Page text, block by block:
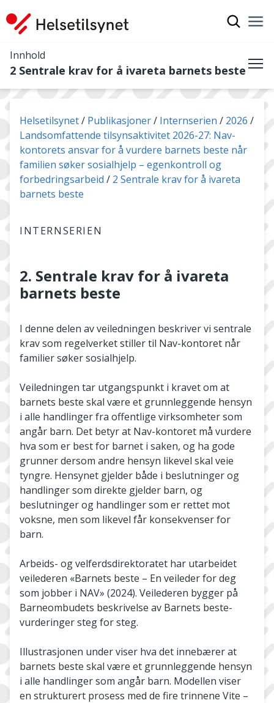
Innhold
2 Sentrale krav for å ivareta barnets beste
Du er her:
Helsetilsynet Publikasjoner Internserien
2026
Landsomfattende tilsynsaktivitet 2026-27: Nav-
kontorets ansvar for å vurdere barnets beste når
familien søker sosialhjelp – egenkontroll og
forbedringsarbeid
2 Sentrale krav for å ivareta
barnets beste
INTERNSERIEN
2. Sentrale krav for å ivareta
barnets beste
I denne delen av veiledningen beskriver vi sentrale
krav som regelverket stiller til Nav-kontoret når
familier søker sosialhjelp.
Veiledningen tar utgangspunkt i kravet om at
barnets beste skal være et grunnleggende hensyn
i alle handlinger fra offentlige virksomheter som
angår barn. Det betyr at Nav-kontoret må vurdere
hva som er best for barnet i saken, og ha gode
grunner dersom andre hensyn likevel skal veie
tyngre. Hensynet gjelder både i beslutninger og
handlinger som direkte gjelder barn, og
beslutninger og handlinger som er rettet mot
voksne, men som likevel får konsekvenser for
barn.
Arbeids- og velferdsdirektoratet har utarbeidet
veilederen «Barnets beste – En veileder for deg
som jobber i NAV» (2024). Veilederen bygger på
Barneombudets beskrivelse av Barnets beste-
vurderinger steg for steg.
Illustrasjonen under viser hva det innebærer at
barnets beste skal være et grunnleggende hensyn
i alle handlinger som angår barn. Modellen viser
en strukturert prosess med de fire trinnene Vite –